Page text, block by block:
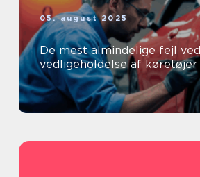
05. august 2025
De mest almindelige fejl ved
vedligeholdelse af køretøjer